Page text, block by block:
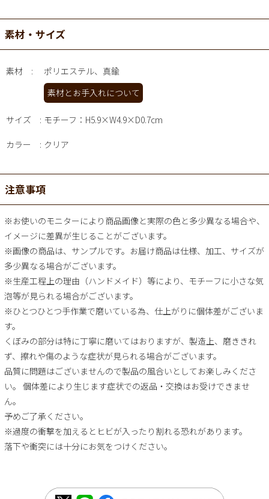
素材・サイズ
素材
ポリエステル、真鍮
素材とお手入れについて
サイズ モチーフ：H5.9×W4.9×D0.7cm
カラー クリア
注意事項
※お使いのモニターにより商品画像と実際の色と多少異なる場合や、
イメージに差異が生じることがございます。
※画像の商品は、サンプルです。お届け商品は仕様、加工、サイズが
多少異なる場合がございます。
※生産工程上の理由（ハンドメイド）等により、モチーフに小さな気
泡等が見られる場合がございます。
※ひとつひとつ手作業で磨いている為、仕上がりに個体差がございま
す。
くぼみの部分は特に丁寧に磨いてはおりますが、製造上、磨ききれ
ず、擦れや傷のような症状が見られる場合がございます。
品質に問題はございませんので製品の風合いとしてお楽しみくださ
い。 個体差により生じます症状での返品・交換はお受けできませ
ん。
予めご了承ください。
※過度の衝撃を加えるとヒビが入ったり割れる恐れがあります。
落下や衝突には十分にお気をつけください。